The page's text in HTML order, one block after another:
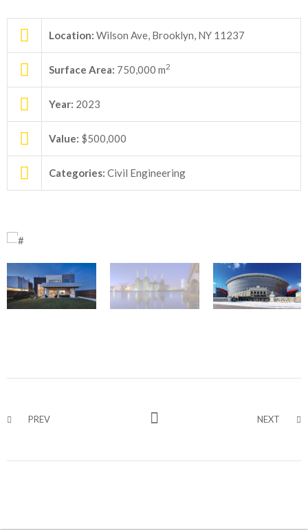
Location: Wilson Ave, Brooklyn, NY 11237
Surface Area: 750,000 m2
Year: 2023
Value: $500,000
Categories: Civil Engineering
PREV NEXT